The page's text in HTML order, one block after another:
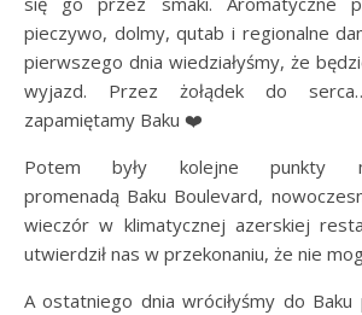
pieczywo, dolmy, qutab i regionalne
pierwszego dnia wiedziałyśmy, że
wyjazd. Przez żołądek do
zapamiętamy Baku ❤️
Potem były kolejne punkty
promenadą Baku Boulevard,
wieczór w klimatycznej azerskiej
utwierdził nas w przekonaniu, że nie
A ostatniego dnia wróciłyśmy do